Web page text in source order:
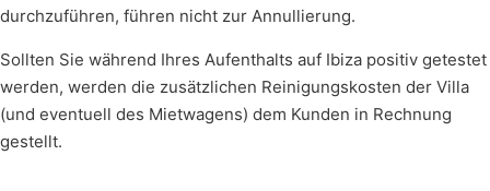
durchzuführen, führen nicht zur Annullierung.
Sollten Sie während Ihres Aufenthalts auf Ibiza positiv getestet
werden, werden die zusätzlichen Reinigungskosten der Villa
(und eventuell des Mietwagens) dem Kunden in Rechnung
gestellt.